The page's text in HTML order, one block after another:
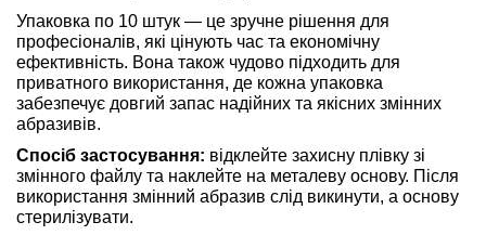
Упаковка по 10 штук — це зручне рішення для
професіоналів, які цінують час та економічну
ефективність. Вона також чудово підходить для
приватного використання, де кожна упаковка
забезпечує довгий запас надійних та якісних змінних
абразивів.
Спосіб застосування: відклейте захисну плівку зі
змінного файлу та наклейте на металеву основу. Після
використання змінний абразив слід викинути, а основу
стерилізувати.